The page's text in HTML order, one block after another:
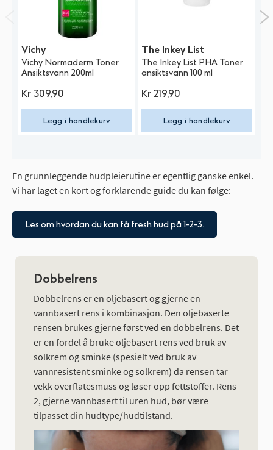
Vichy
Vichy Normaderm Toner
Ansiktsvann 200ml
Kr 309,90
Legg i handlekurv
The Inkey List
The Inkey List PHA Toner
ansiktsvann 100 ml
Kr 219,90
Legg i handlekurv
En grunnleggende hudpleierutine er egentlig ganske enkel.
Vi har laget en kort og forklarende guide du kan følge:
Les om hvordan du kan få fresh hud på 1-2-3.
Dobbelrens
Dobbelrens er en oljebasert og gjerne en
vannbasert rens i kombinasjon. Den oljebaserte
rensen brukes gjerne først ved en dobbelrens. Det
er en fordel å bruke oljebasert rens ved bruk av
solkrem og sminke (spesielt ved bruk av
vannresistent sminke og solkrem) da rensen tar
vekk overflatesmuss og løser opp fettstoffer. Rens
2, gjerne vannbasert til uren hud, bør være
tilpasset din hudtype/hudtilstand.